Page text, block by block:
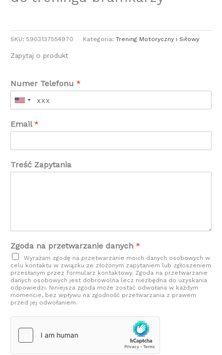
SKU:5903137554970 Kategoria:Trening Motoryczny i Siłowy
Zapytaj o produkt
Numer Telefonu*
Email*
Treść Zapytania
Zgoda na przetwarzanie danych*
Wyrażam zgodę na przetwarzanie moich danych osobowych w
celu kontaktu w związku ze złożonym zapytaniem lub zgłoszeniem
przesłanym przez formularz kontaktowy. Zgoda na przetwarzanie
danych osobowych jest dobrowolna lecz niezbędna do uzyskania
odpowiedzi. Niniejsza zgoda może zostać odwołana w każdym
momencie, bez wpływu na zgodność przetwarzania z prawem
przed jej odwołaniem.